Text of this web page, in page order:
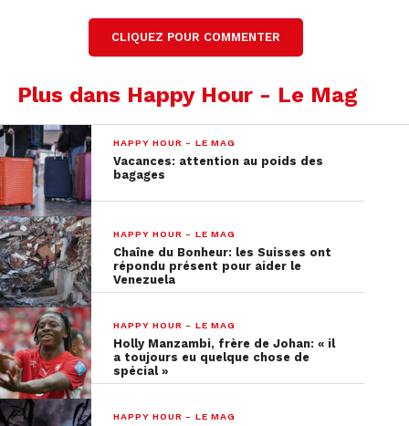
CLIQUEZ POUR COMMENTER
Plus dans Happy Hour - Le Mag
HAPPY HOUR - LE MAG
Vacances: attention au poids des
bagages
HAPPY HOUR - LE MAG
Chaîne du Bonheur: les Suisses ont
répondu présent pour aider le
Venezuela
HAPPY HOUR - LE MAG
Holly Manzambi, frère de Johan: « il
a toujours eu quelque chose de
spécial »
HAPPY HOUR - LE MAG